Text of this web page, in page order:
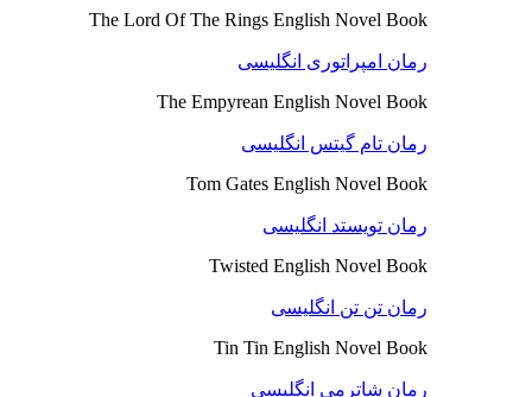
The Lord Of The Rings English Novel Book
رمان امپراتوری انگلیسی
The Empyrean English Novel Book
رمان تام گیتس انگلیسی
Tom Gates English Novel Book
رمان تویستد انگلیسی
Twisted English Novel Book
رمان تن تن انگلیسی
Tin Tin English Novel Book
رمان شاترمی انگلیسی